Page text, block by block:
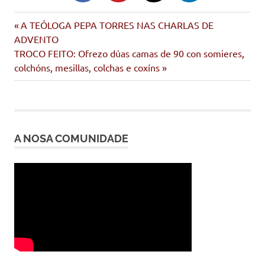
Navegación
de
entradas
Entrada
anterior:
A TEÓLOGA PEPA TORRES NAS CHARLAS DE
ADVENTO
Siguiente
entrada:
TROCO FEITO: Ofrezo dúas camas de 90 con somieres,
colchóns, mesillas, colchas e coxíns
A NOSA COMUNIDADE